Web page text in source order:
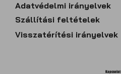
​Adatvédelmi irányelvek
Szállítási feltételek
Visszatérítési irányelvek
Kapcsolat